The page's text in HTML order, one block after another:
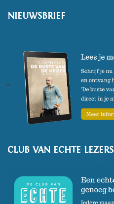
NIEUWSBRIEF
CLUB VAN ECHTE LEZERS